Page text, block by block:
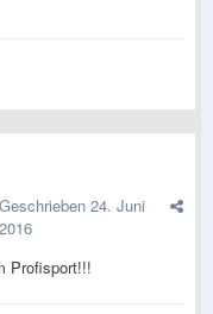
Geschrieben 24. Juni
2016
Profisport!!!